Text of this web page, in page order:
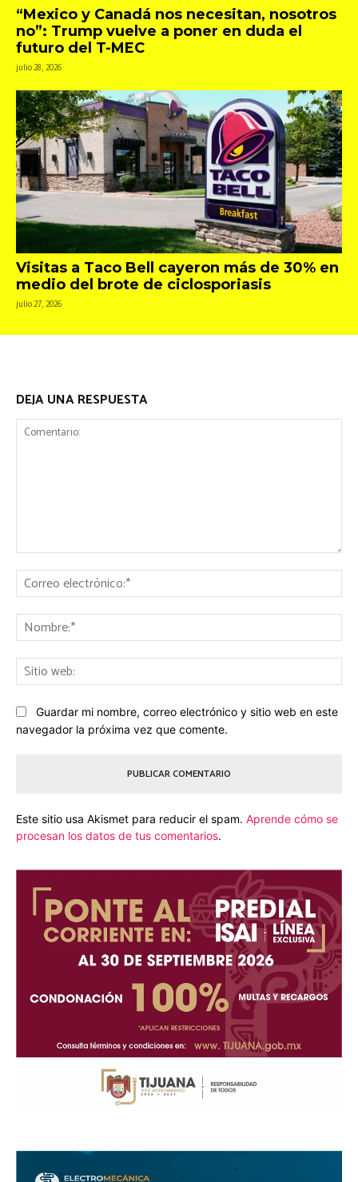
“Mexico y Canadá nos necesitan, nosotros
no”: Trump vuelve a poner en duda el
futuro del T-MEC
julio 28, 2026
Visitas a Taco Bell cayeron más de 30% en
medio del brote de ciclosporiasis
julio 27, 2026
DEJA UNA RESPUESTA
Guardar mi nombre, correo electrónico y sitio web en este
navegador la próxima vez que comente.
Este sitio usa Akismet para reducir el spam. Aprende cómo se
procesan los datos de tus comentarios.